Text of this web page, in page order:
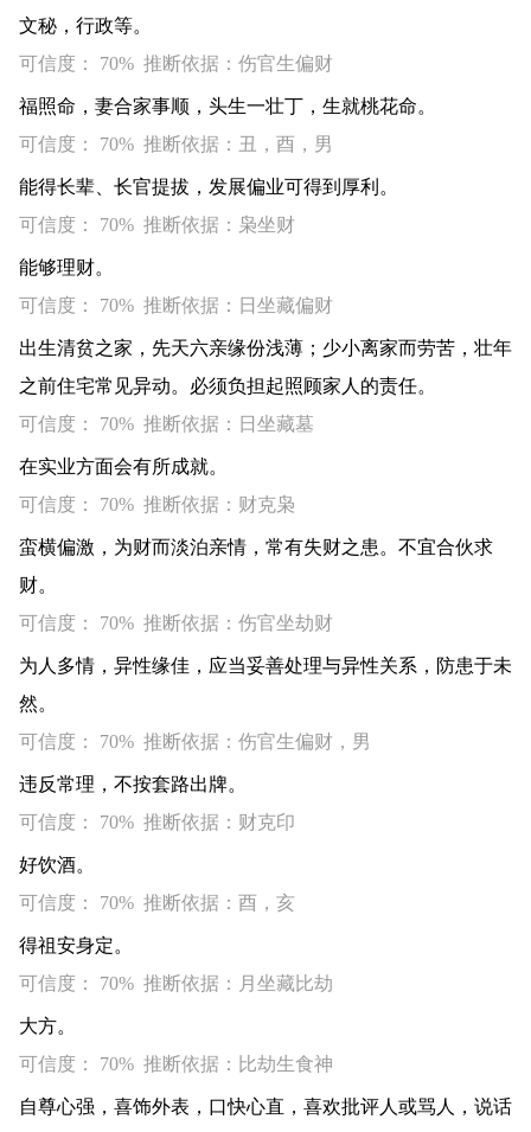
文秘，行政等。
可信度： 70% 推断依据：伤官生偏财
福照命，妻合家事顺，头生一壮丁，生就桃花命。
可信度： 70% 推断依据：丑，酉，男
能得长辈、长官提拔，发展偏业可得到厚利。
可信度： 70% 推断依据：枭坐财
能够理财。
可信度： 70% 推断依据：日坐藏偏财
出生清贫之家，先天六亲缘份浅薄；少小离家而劳苦，壮年
之前住宅常见异动。必须负担起照顾家人的责任。
可信度： 70% 推断依据：日坐藏墓
在实业方面会有所成就。
可信度： 70% 推断依据：财克枭
蛮横偏激，为财而淡泊亲情，常有失财之患。不宜合伙求
财。
可信度： 70% 推断依据：伤官坐劫财
为人多情，异性缘佳，应当妥善处理与异性关系，防患于未
然。
可信度： 70% 推断依据：伤官生偏财，男
违反常理，不按套路出牌。
可信度： 70% 推断依据：财克印
好饮酒。
可信度： 70% 推断依据：酉，亥
得祖安身定。
可信度： 70% 推断依据：月坐藏比劫
大方。
可信度： 70% 推断依据：比劫生食神
自尊心强，喜饰外表，口快心直，喜欢批评人或骂人，说话